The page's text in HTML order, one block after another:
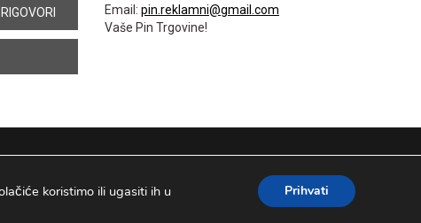
Email: pin.reklamni@gmail.com
Vaše Pin Trgovine!
koristimo ili ugasiti ih u
Prihvati